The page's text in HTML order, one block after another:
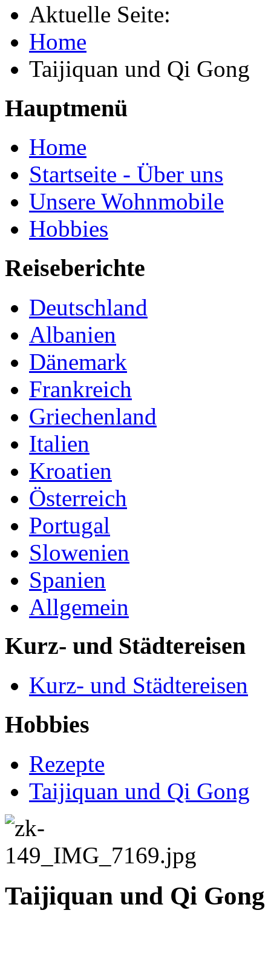
Aktuelle Seite:
Home
Taijiquan und Qi Gong
Hauptmenü
Home
Startseite - Über uns
Unsere Wohnmobile
Hobbies
Reiseberichte
Deutschland
Albanien
Dänemark
Frankreich
Griechenland
Italien
Kroatien
Österreich
Portugal
Slowenien
Spanien
Allgemein
Kurz- und Städtereisen
Kurz- und Städtereisen
Hobbies
Rezepte
Taijiquan und Qi Gong
Taijiquan und Qi Gong